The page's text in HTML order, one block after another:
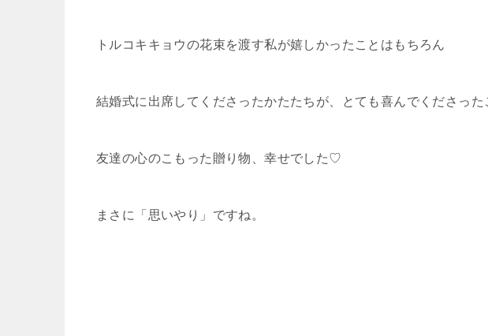
トルコキキョウの花束を渡す私が嬉しかったことはもちろん
結婚式に出席してくださったかたたちが、とても喜んでくださっ
友達の心のこもった贈り物、幸せでした♡
まさに「思いやり」ですね。